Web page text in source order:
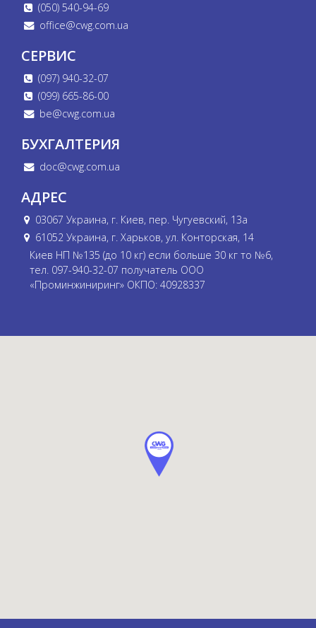
(050) 540-94-69
office@cwg.com.ua
СЕРВИС
(097) 940-32-07
(099) 665-86-00
be@cwg.com.ua
БУХГАЛТЕРИЯ
doc@cwg.com.ua
АДРЕС
03067 Украина, г. Киев, пер. Чугуевский, 13а
61052 Украина, г. Харьков, ул. Конторская, 14
Киев НП №135 (до 10 кг) если больше 30 кг то №6,
тел. 097-940-32-07 получатель ООО
«Проминжиниринг» ОКПО: 40928337